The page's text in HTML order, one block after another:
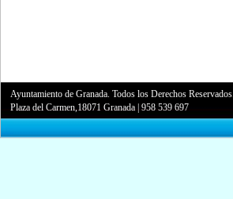
Ayuntamiento de Granada. Todos los Derechos Reservados.
Plaza del Carmen,18071 Granada |958 539 697